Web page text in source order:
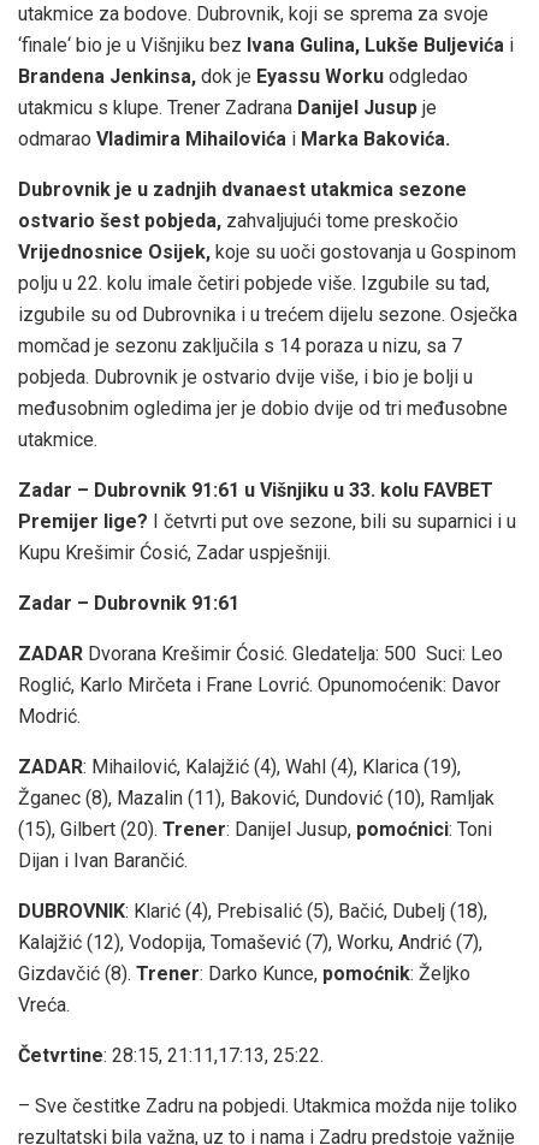
utakmice za bodove. Dubrovnik, koji se sprema za svoje
‘finale‘ bio je u Višnjiku bez Ivana Gulina, Lukše Buljevića i
Brandena Jenkinsa, dok je Eyassu Worku odgledao
utakmicu s klupe. Trener Zadrana Danijel Jusup je
odmarao Vladimira Mihailovića i Marka Bakovića.
Dubrovnik je u zadnjih dvanaest utakmica sezone
ostvario šest pobjeda, zahvaljujući tome preskočio
Vrijednosnice Osijek, koje su uoči gostovanja u Gospinom
polju u 22. kolu imale četiri pobjede više. Izgubile su tad,
izgubile su od Dubrovnika i u trećem dijelu sezone. Osječka
momčad je sezonu zaključila s 14 poraza u nizu, sa 7
pobjeda. Dubrovnik je ostvario dvije više, i bio je bolji u
međusobnim ogledima jer je dobio dvije od tri međusobne
utakmice.
Zadar – Dubrovnik 91:61 u Višnjiku u 33. kolu FAVBET
Premijer lige? I četvrti put ove sezone, bili su suparnici i u
Kupu Krešimir Ćosić, Zadar uspješniji.
Zadar – Dubrovnik 91:61
ZADAR Dvorana Krešimir Ćosić. Gledatelja: 500 Suci: Leo
Roglić, Karlo Mirčeta i Frane Lovrić. Opunomoćenik: Davor
Modrić.
ZADAR: Mihailović, Kalajžić (4), Wahl (4), Klarica (19),
Žganec (8), Mazalin (11), Baković, Dundović (10), Ramljak
(15), Gilbert (20). Trener: Danijel Jusup, pomoćnici: Toni
Dijan i Ivan Barančić.
DUBROVNIK: Klarić (4), Prebisalić (5), Bačić, Dubelj (18),
Kalajžić (12), Vodopija, Tomašević (7), Worku, Andrić (7),
Gizdavčić (8). Trener: Darko Kunce, pomoćnik: Željko
Vreća.
Četvrtine: 28:15, 21:11,17:13, 25:22.
– Sve čestitke Zadru na pobjedi. Utakmica možda nije toliko
rezultatski bila važna, uz to i nama i Zadru predstoje važnije